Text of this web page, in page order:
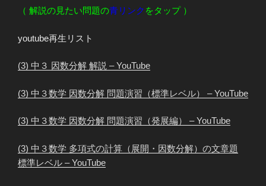
（ 解説の見たい問題の青リンク をタップ ）
youtube再生リスト
(3) 中３ 因数分解 解説 – YouTube
(3) 中３数学 因数分解 問題演習（標準レベル） – YouTube
(3) 中３数学 因数分解 問題演習（発展編） – YouTube
(3) 中３数学 多項式の計算（展開・因数分解）の文章題
標準レベル – YouTube